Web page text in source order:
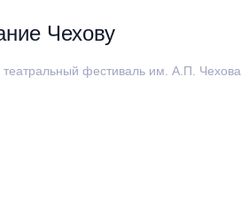
Чехову
фестиваль им. А.П. Чехова